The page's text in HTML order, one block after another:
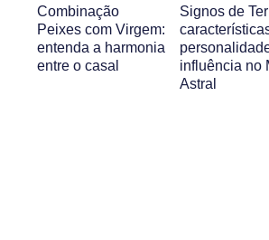
Combinação
Peixes com Virgem:
entenda a harmonia
entre o casal
Signos de
influência no
Astral